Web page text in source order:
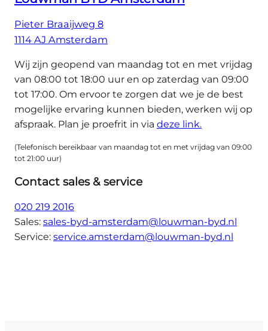
Pieter Braaijweg 8
1114 AJ Amsterdam
Wij zijn geopend van maandag tot en met vrijdag
van 08:00 tot 18:00 uur en op zaterdag van 09:00
tot 17:00. Om ervoor te zorgen dat we je de best
mogelijke ervaring kunnen bieden, werken wij op
afspraak. Plan je proefrit in via deze link.
(Telefonisch bereikbaar van maandag tot en met vrijdag van 09:00
tot 21:00 uur)
Contact sales & service
020 219 2016
Sales: sales-byd-amsterdam@louwman-byd.nl
Service: service.amsterdam@louwman-byd.nl